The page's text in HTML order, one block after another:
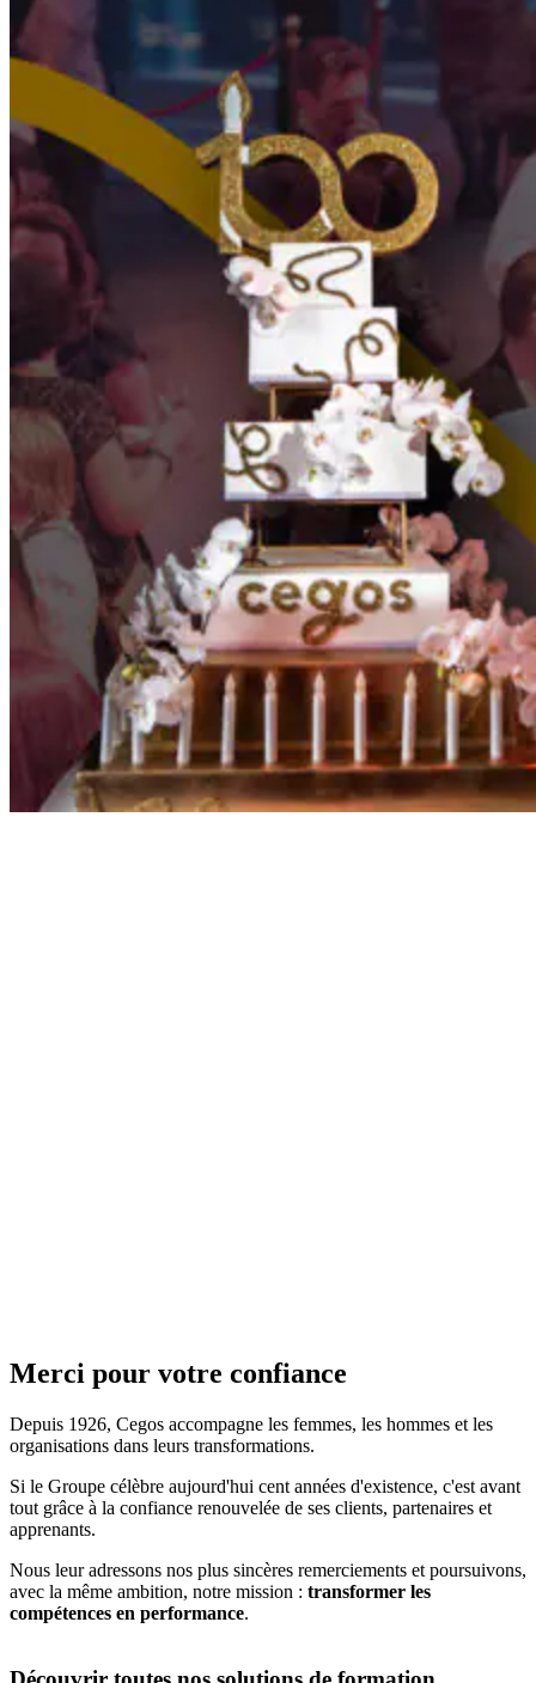
Merci pour votre confiance
Depuis 1926, Cegos accompagne les femmes, les hommes et les
organisations dans leurs transformations.
Si le Groupe célèbre aujourd'hui cent années d'existence, c'est avant
tout grâce à la confiance renouvelée de ses clients, partenaires et
apprenants.
Nous leur adressons nos plus sincères remerciements et poursuivons,
avec la même ambition, notre mission : transformer les
compétences en performance.